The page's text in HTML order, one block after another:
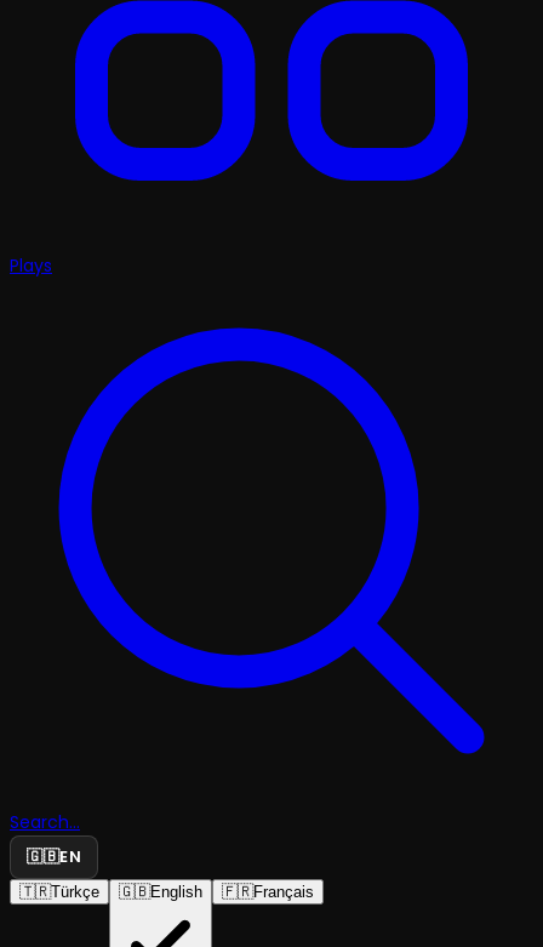
Plays
Search...
🇬🇧EN
🇹🇷Türkçe 🇬🇧English 🇫🇷Français